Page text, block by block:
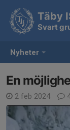
Nyheter
Täby
Svart
En
2 feb 2024